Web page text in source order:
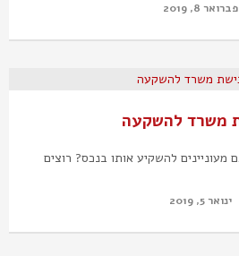
פברואר 8, 2019
משרד להשקעה
מעוניינים להשקיע אותו בנכס? רוצים
ינואר 5, 2019